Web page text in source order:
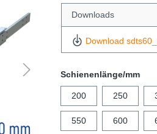
Downloads
Download
Schienenlänge/mm
200 250
550 600